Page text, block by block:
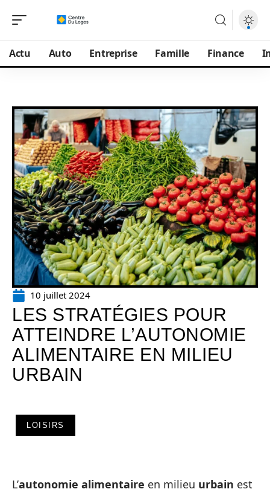
Actu Auto Entreprise Famille Finance
10 juillet 2024
LES STRATÉGIES POUR
ATTEINDRE L’AUTONOMIE
ALIMENTAIRE EN MILIEU
URBAIN
LOISIRS
L’autonomie alimentaire en milieu urbain est